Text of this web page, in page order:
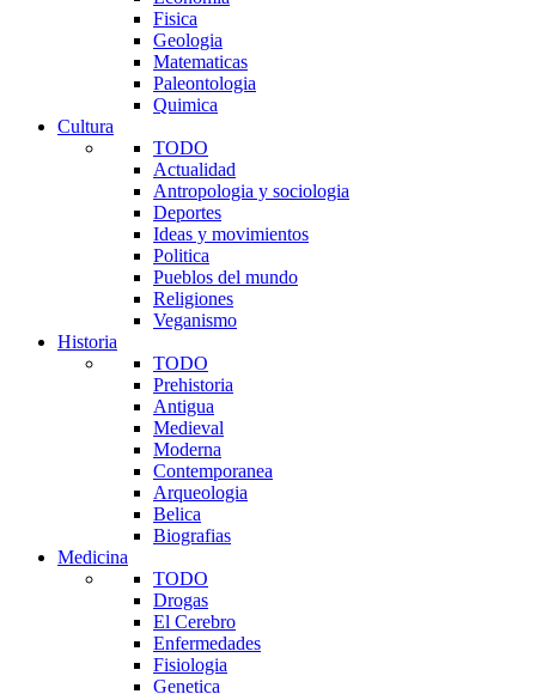
Fisica
Geologia
Matematicas
Paleontologia
Quimica
Cultura
TODO
Actualidad
Antropologia y sociologia
Deportes
Ideas y movimientos
Politica
Pueblos del mundo
Religiones
Veganismo
Historia
TODO
Prehistoria
Antigua
Medieval
Moderna
Contemporanea
Arqueologia
Belica
Biografias
Medicina
TODO
Drogas
El Cerebro
Enfermedades
Fisiologia
Genetica